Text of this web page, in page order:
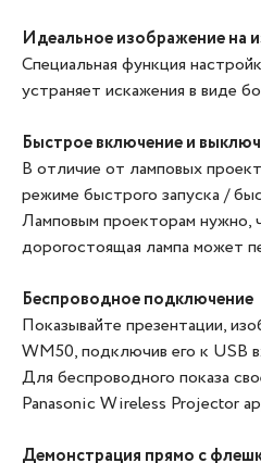
Идеальное изображение на
Специальная функция
устраняет искажения в виде
Быстрое включение и
В отличие от ламповых
режиме быстрого запуска /
Ламповым проекторам нужно,
дорогостоящая лампа может
Беспроводное подключение
Показывайте презентации,
WM50, подключив его к USB
Для беспроводного показа
Panasonic Wireless Projector
Демонстрация прямо с